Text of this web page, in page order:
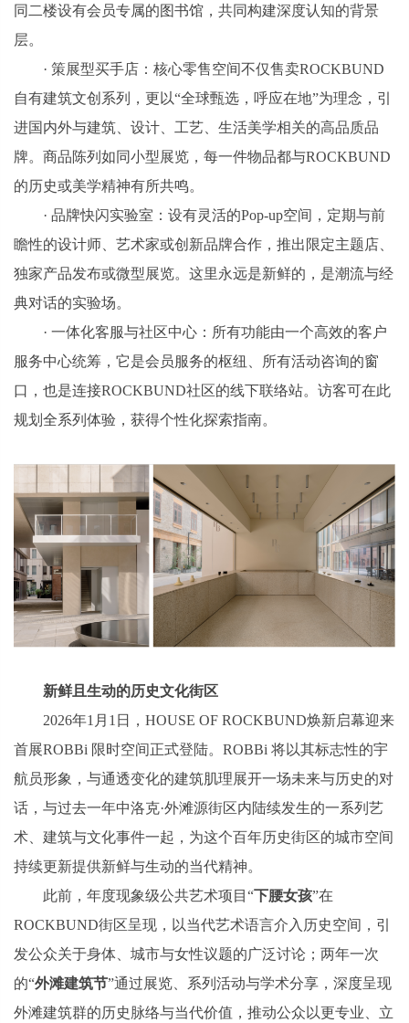
同二楼设有会员专属的图书馆，共同构建深度认知的背景
层。
· 策展型买手店：核心零售空间不仅售卖ROCKBUND
自有建筑文创系列，更以“全球甄选，呼应在地”为理念，引
进国内外与建筑、设计、工艺、生活美学相关的高品质品
牌。商品陈列如同小型展览，每一件物品都与ROCKBUND
的历史或美学精神有所共鸣。
· 品牌快闪实验室：设有灵活的Pop-up空间，定期与前
瞻性的设计师、艺术家或创新品牌合作，推出限定主题店、
独家产品发布或微型展览。这里永远是新鲜的，是潮流与经
典对话的实验场。
· 一体化客服与社区中心：所有功能由一个高效的客户
服务中心统筹，它是会员服务的枢纽、所有活动咨询的窗
口，也是连接ROCKBUND社区的线下联络站。访客可在此
规划全系列体验，获得个性化探索指南。
新鲜且生动的历史文化街区
2026年1月1日，HOUSE OF ROCKBUND焕新启幕迎来
首展ROBBi 限时空间正式登陆。ROBBi 将以其标志性的宇
航员形象，与通透变化的建筑肌理展开一场未来与历史的对
话，与过去一年中洛克·外滩源街区内陆续发生的一系列艺
术、建筑与文化事件一起，为这个百年历史街区的城市空间
持续更新提供新鲜与生动的当代精神。
此前，年度现象级公共艺术项目“下腰女孩”在
ROCKBUND街区呈现，以当代艺术语言介入历史空间，引
发公众关于身体、城市与女性议题的广泛讨论；两年一次
的“外滩建筑节”通过展览、系列活动与学术分享，深度呈现
外滩建筑群的历史脉络与当代价值，推动公众以更专业、立